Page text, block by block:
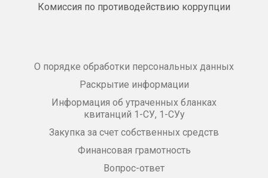
Комиссия по противодействию коррупции
О порядке обработки персональных данных
Раскрытие информации
Информация об утраченных бланках
квитанций 1-СУ, 1-СУу
Закупка за счет собственных средств
Финансовая грамотность
Вопрос-ответ